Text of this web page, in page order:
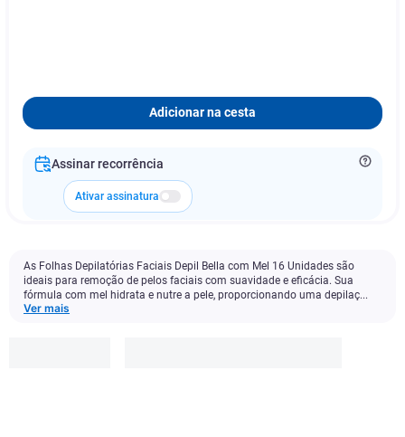
Adicionar na cesta
Assinar recorrência
Ativar assinatura
As Folhas Depilatórias Faciais Depil Bella com Mel 16 Unidades são
ideais para remoção de pelos faciais com suavidade e eficácia. Sua
fórmula com mel hidrata e nutre a pele, proporcionando uma depilaç...
Ver mais